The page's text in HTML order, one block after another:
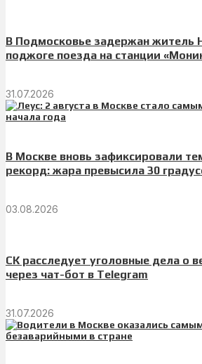
В Подмосковье задержан житель
поджоге поезда на станции
31.07.2026
В Москве вновь зафиксировали
рекорд: жара превысила 30
03.08.2026
СК расследует уголовные дела о
через чат-бот в Telegram
31.07.2026